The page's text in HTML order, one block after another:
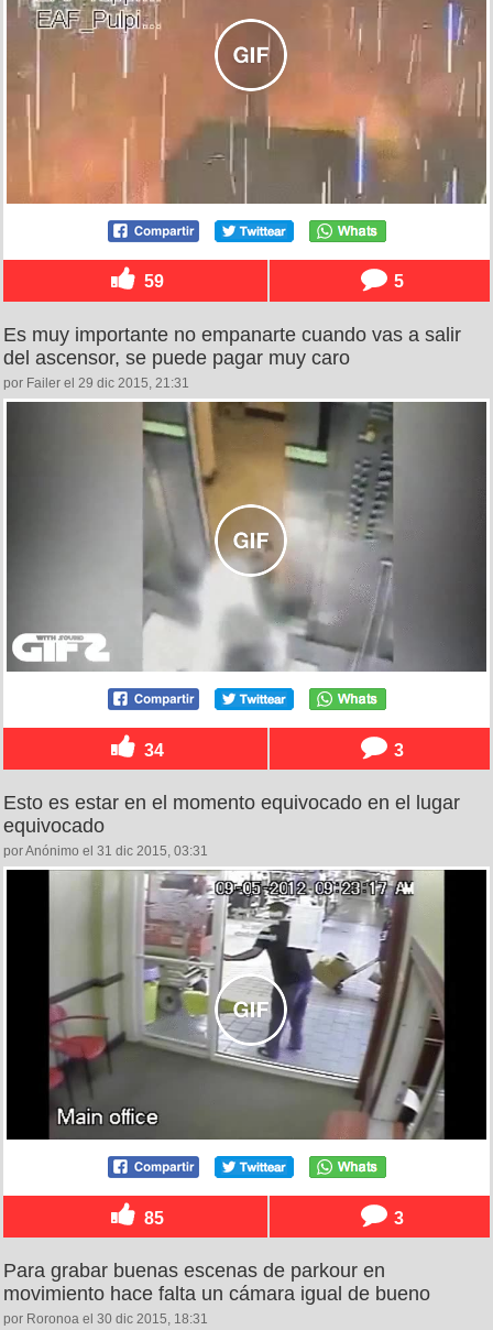
59 5
Es muy importante no empanarte cuando vas a salir
del ascensor, se puede pagar muy caro
por Failer el 29 dic 2015, 21:31
34 3
Esto es estar en el momento equivocado en el lugar
equivocado
por Anónimo el 31 dic 2015, 03:31
85 3
Para grabar buenas escenas de parkour en
movimiento hace falta un cámara igual de bueno
por Roronoa el 30 dic 2015, 18:31